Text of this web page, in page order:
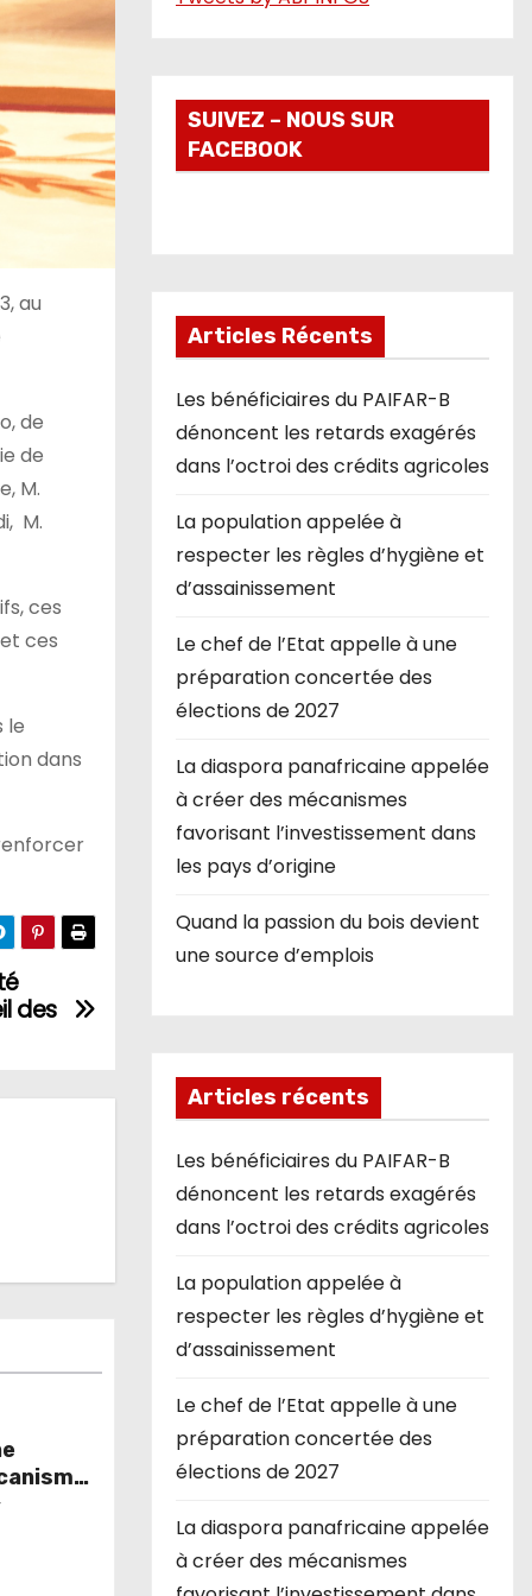
au
de
de
M.
M.
ces
ces
le
dans
des
SUIVEZ – NOUS SUR
FACEBOOK
Articles Récents
Les bénéficiaires du PAIFAR-B
dénoncent les retards exagérés
dans l’octroi des crédits agricoles
La population appelée à
respecter les règles d’hygiène et
d’assainissement
Le chef de l’Etat appelle à une
préparation concertée des
élections de 2027
La diaspora panafricaine appelée
à créer des mécanismes
favorisant l’investissement dans
les pays d’origine
Quand la passion du bois devient
une source d’emplois
Articles récents
Les bénéficiaires du PAIFAR-B
dénoncent les retards exagérés
dans l’octroi des crédits agricoles
La population appelée à
respecter les règles d’hygiène et
d’assainissement
Le chef de l’Etat appelle à une
préparation concertée des
élections de 2027
La diaspora panafricaine appelée
à créer des mécanismes